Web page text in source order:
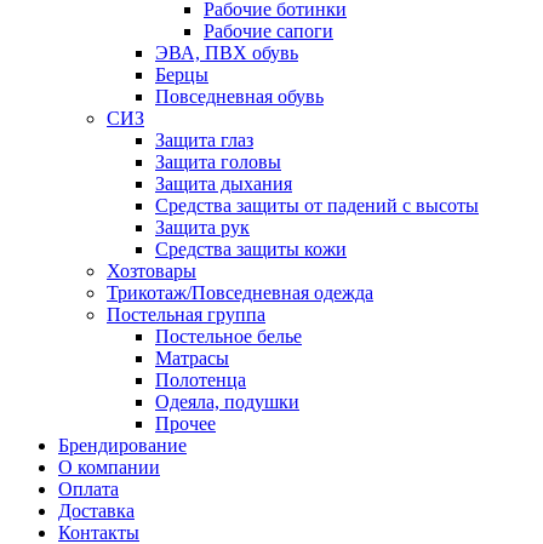
Рабочие ботинки
Рабочие сапоги
ЭВА, ПВХ обувь
Берцы
Повседневная обувь
СИЗ
Защита глаз
Защита головы
Защита дыхания
Средства защиты от падений с высоты
Защита рук
Средства защиты кожи
Хозтовары
Трикотаж/Повседневная одежда
Постельная группа
Постельное белье
Матрасы
Полотенца
Одеяла, подушки
Прочее
Брендирование
О компании
Оплата
Доставка
Контакты